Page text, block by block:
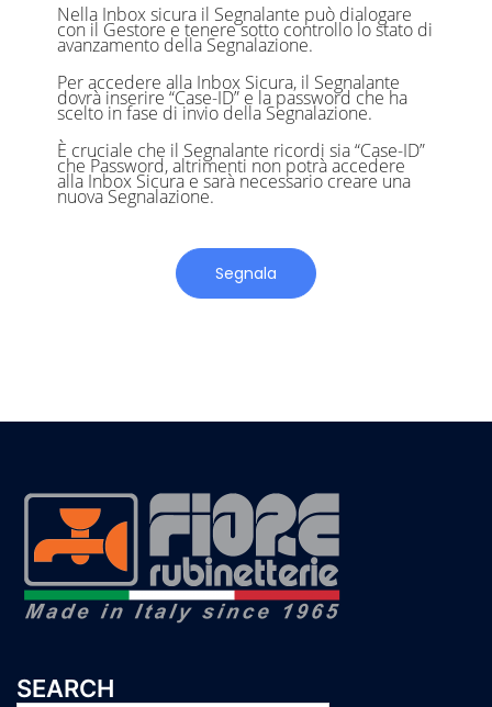
Nella Inbox sicura il Segnalante può dialogare
con il Gestore e tenere sotto controllo lo stato di
avanzamento della Segnalazione.
Per accedere alla Inbox Sicura, il Segnalante
dovrà inserire “Case-ID” e la password che ha
scelto in fase di invio della Segnalazione.
È cruciale che il Segnalante ricordi sia “Case-ID”
che Password, altrimenti non potrà accedere
alla Inbox Sicura e sarà necessario creare una
nuova Segnalazione.
Segnala
SEARCH